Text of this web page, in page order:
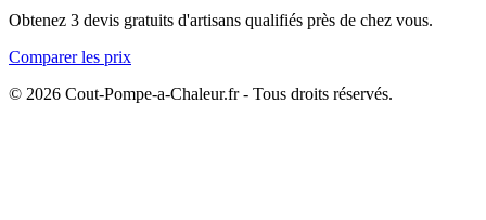
Obtenez 3 devis gratuits d'artisans qualifiés près de chez vous.
Comparer les prix
© 2026 Cout-Pompe-a-Chaleur.fr - Tous droits réservés.